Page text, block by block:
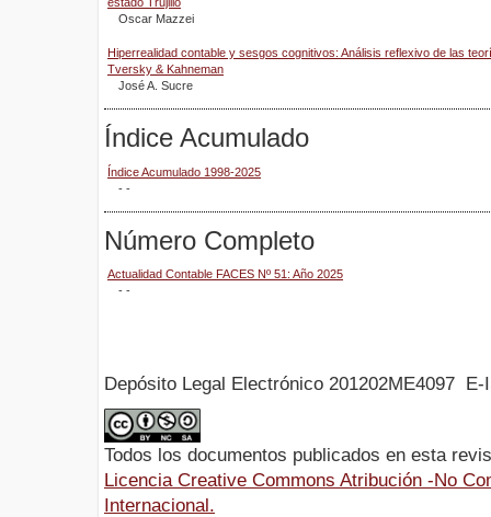
Oscar Mazzei
Hiperrealidad contable y sesgos cognitivos: Análisis reflexivo de las
Tversky & Kahneman
José A. Sucre
Índice Acumulado
Índice Acumulado 1998-2025
- -
Número Completo
Actualidad Contable FACES Nº 51: Año 2025
- -
Depósito Legal Electrónico 201202ME4097 E-
Todos los documentos publicados en esta
Licencia Creative Commons Atribución -No
Internacional.